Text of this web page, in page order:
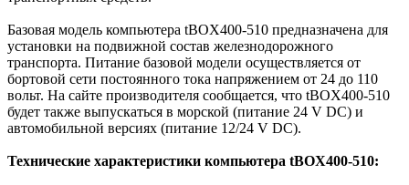
Базовая модель компьютера tBOX400-510 предназначена для
установки на подвижной состав железнодорожного
транспорта. Питание базовой модели осуществляется от
бортовой сети постоянного тока напряжением от 24 до 110
вольт. На сайте производителя сообщается, что tBOX400-510
будет также выпускаться в морской (питание 24 V DC) и
автомобильной версиях (питание 12/24 V DC).
Технические характеристики компьютера tBOX400-510: